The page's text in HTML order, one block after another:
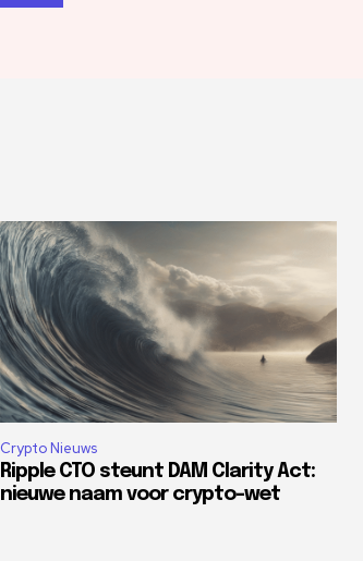
Crypto Nieuws
Ripple CTO steunt DAM Clarity Act:
nieuwe naam voor crypto-wet